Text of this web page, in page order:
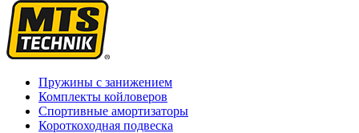
Пружины с занижением
Комплекты койловеров
Спортивные амортизаторы
Короткоходная подвеска